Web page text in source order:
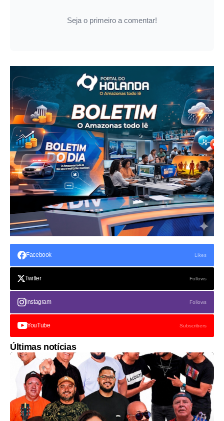
Seja o primeiro a comentar!
Facebook Likes
Twitter Follows
Instagram Follows
YouTube Subscribers
Últimas notícias